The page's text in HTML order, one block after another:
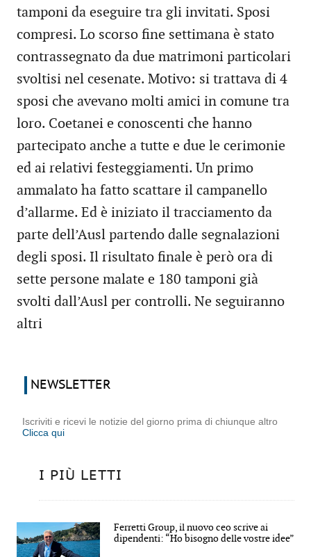
tamponi da eseguire tra gli invitati. Sposi
compresi. Lo scorso fine settimana è stato
contrassegnato da due matrimoni particolari
svoltisi nel cesenate. Motivo: si trattava di 4
sposi che avevano molti amici in comune tra
loro. Coetanei e conoscenti che hanno
partecipato anche a tutte e due le cerimonie
ed ai relativi festeggiamenti. Un primo
ammalato ha fatto scattare il campanello
d’allarme. Ed è iniziato il tracciamento da
parte dell’Ausl partendo dalle segnalazioni
degli sposi. Il risultato finale è però ora di
sette persone malate e 180 tamponi già
svolti dall’Ausl per controlli. Ne seguiranno
altri
NEWSLETTER
Iscriviti e ricevi le notizie del giorno prima di chiunque altro
Clicca qui
I PIÙ LETTI
Ferretti Group, il nuovo ceo scrive ai
dipendenti: “Ho bisogno delle vostre idee”